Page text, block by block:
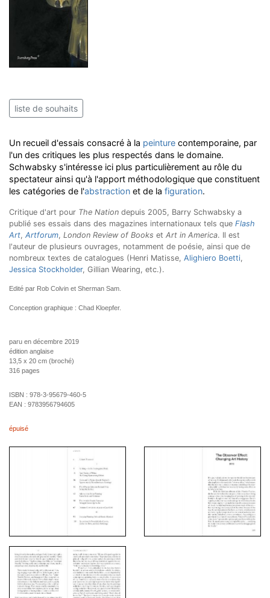
liste de souhaits
Un recueil d'essais consacré à la peinture contemporaine, par
l'un des critiques les plus respectés dans le domaine.
Schwabsky s'intéresse ici plus particulièrement au rôle du
spectateur ainsi qu'à l'apport méthodologique que constituent
les catégories de l'abstraction et de la figuration.
Critique d'art pour The Nation depuis 2005, Barry Schwabsky a
publié ses essais dans des magazines internationaux tels que Flash
Art, Artforum, London Review of Books et Art in America. Il est
l'auteur de plusieurs ouvrages, notamment de poésie, ainsi que de
nombreux textes de catalogues (Henri Matisse, Alighiero Boetti,
Jessica Stockholder, Gillian Wearing, etc.).
Edité par Rob Colvin et Sherman Sam.
Conception graphique : Chad Kloepfer.
paru en décembre 2019
édition anglaise
13,5 x 20 cm (broché)
316 pages
ISBN : 978-3-95679-460-5
EAN : 9783956794605
épuisé